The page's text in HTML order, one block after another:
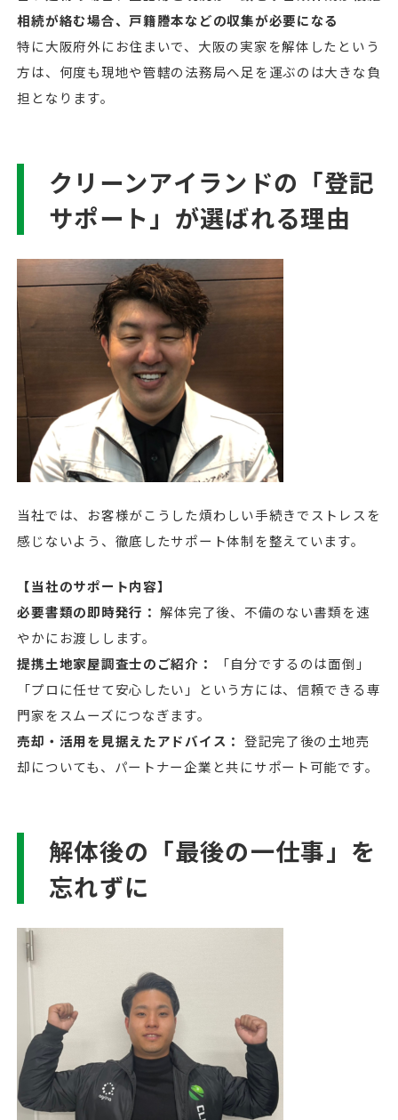
相続が絡む場合、戸籍謄本などの収集が必要になる
特に大阪府外にお住まいで、大阪の実家を解体したという
方は、何度も現地や管轄の法務局へ足を運ぶのは大きな負
担となります。
クリーンアイランドの「登記
サポート」が選ばれる理由
当社では、お客様がこうした煩わしい手続きでストレスを
感じないよう、徹底したサポート体制を整えています。
【当社のサポート内容】
必要書類の即時発行： 解体完了後、不備のない書類を速
やかにお渡しします。
提携土地家屋調査士のご紹介：
「自分でするのは面倒」
「プロに任せて安心したい」という方には、信頼できる専
門家をスムーズにつなぎます。
売却・活用を見据えたアドバイス： 登記完了後の土地売
却についても、パートナー企業と共にサポート可能です。
解体後の「最後の一仕事」を
忘れずに